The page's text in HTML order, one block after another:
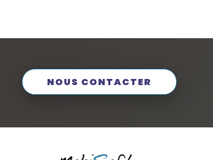
NOUS CONTACTER